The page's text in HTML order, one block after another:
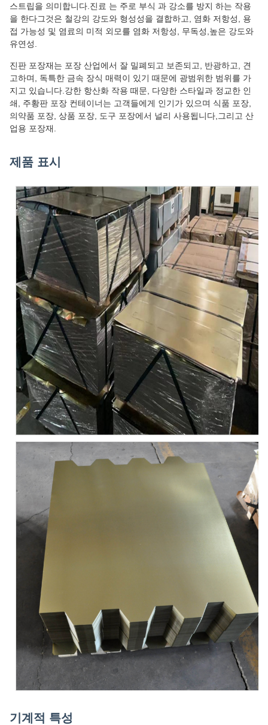
스트립을 의미합니다.진료 는 주로 부식 과 강소를 방지 하는 작용
을 한다그것은 철강의 강도와 형성성을 결합하고, 염화 저항성, 용
접 가능성 및 염료의 미적 외모를 염화 저항성, 무독성,높은 강도와
유연성.
진판 포장재는 포장 산업에서 잘 밀폐되고 보존되고, 반광하고, 견
고하며, 독특한 금속 장식 매력이 있기 때문에 광범위한 범위를 가
지고 있습니다.강한 항산화 작용 때문, 다양한 스타일과 정교한 인
쇄, 주황판 포장 컨테이너는 고객들에게 인기가 있으며 식품 포장,
의약품 포장, 상품 포장, 도구 포장에서 널리 사용됩니다,그리고 산
업용 포장재.
제품 표시
기계적 특성